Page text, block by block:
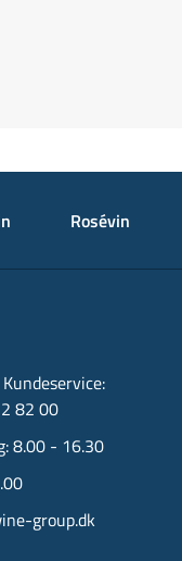
Rosévin
82 00
8.00 - 16.30
group.dk